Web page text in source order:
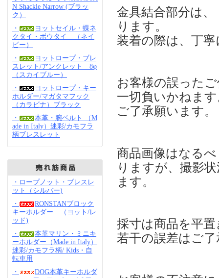
N Shackle Narrow (ブラッ
ク）
・
ヨットセイル・蝶ネ
クタイ・ボウタイ （ネイ
ビー）
・
ヨットロープ・ブレ
スレット/アンクレット 8φ
（スカイブルー）
・
ヨットロープ・キー
ホルダー/マガタマフック
（カラビナ）ブラック
・
本革・腕ベルト （M
ade in Italy）迷彩/カモフラ
柄ブレスレット
・ロープノット・ブレスレ
ット（シルバー)
・
RONSTANブロック
キーホルダー （ヨット/レ
ッド)
・
本革マリン・ミニキ
ーホルダー（Made in Italy）
迷彩/カモフラ柄/ Kids・自
転車用
・
DOG本革キーホルダ
金具結合部分は
ります。
装着の際は、丁
お客様の誤った
一切負いかねま
ご了承願います。
商品画像はなる
りますが、撮影
ます。
採寸は商品を平
若干の誤差はご